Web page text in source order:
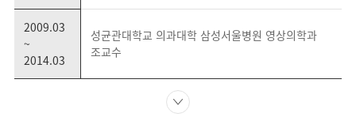
2009.03
~
2014.03
성균관대학교 의과대학 삼성서울병원 영상의학과
조교수